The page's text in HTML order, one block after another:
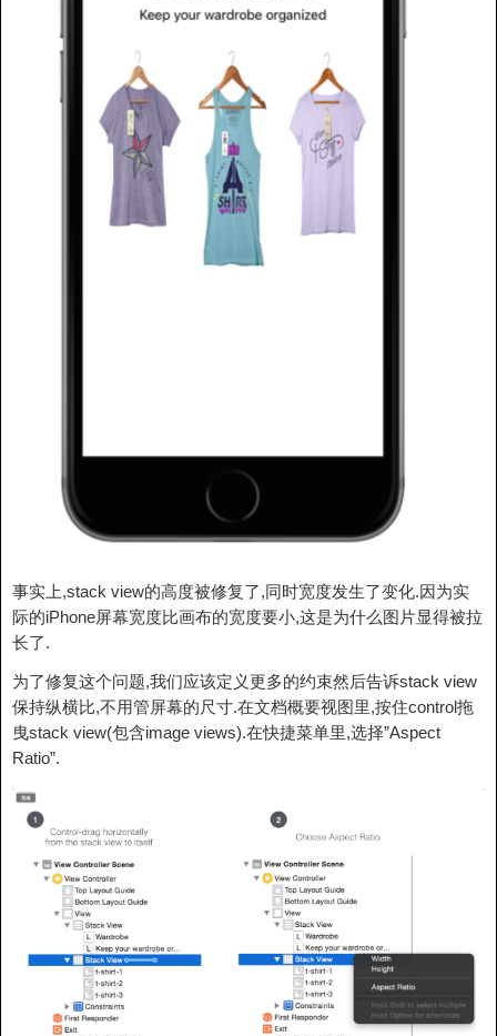
事实上,stack view的高度被修复了,同时宽度发生了变化.因为实
际的iPhone屏幕宽度比画布的宽度要小,这是为什么图片显得被拉
长了.
为了修复这个问题,我们应该定义更多的约束然后告诉stack view
保持纵横比,不用管屏幕的尺寸.在文档概要视图里,按住control拖
曳stack view(包含image views).在快捷菜单里,选择”Aspect
Ratio”.